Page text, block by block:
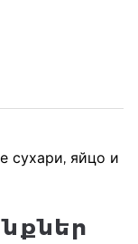
сухари, яйцо и